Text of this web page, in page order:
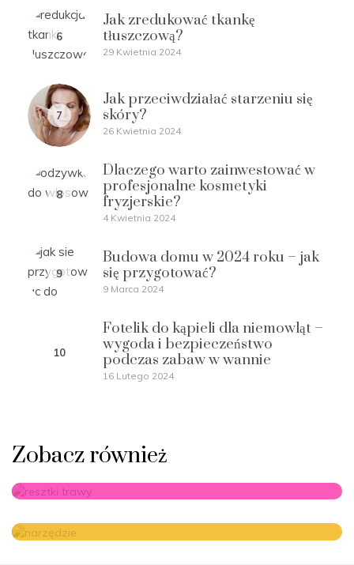
6
Jak zredukować tkankę
tłuszczową?
29 Kwietnia 2024
7
Jak przeciwdziałać starzeniu się
skóry?
26 Kwietnia 2024
8
Dlaczego warto zainwestować w
profesjonalne kosmetyki
fryzjerskie?
4 Kwietnia 2024
9
Budowa domu w 2024 roku – jak
się przygotować?
9 Marca 2024
10
Fotelik do kąpieli dla niemowląt –
wygoda i bezpieczeństwo
podczas zabaw w wannie
16 Lutego 2024
Zobacz również